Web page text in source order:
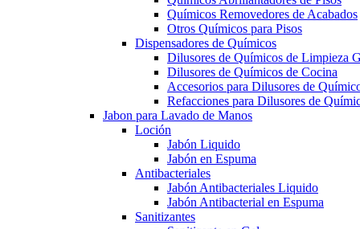
Químicos Removedores de Acabados
Otros Químicos para Pisos
Dispensadores de Químicos
Dilusores de Químicos de Limpieza
Dilusores de Químicos de Cocina
Accesorios para Dilusores de
Refacciones para Dilusores de
Jabon para Lavado de Manos
Loción
Jabón Liquido
Jabón en Espuma
Antibacteriales
Jabón Antibacteriales Liquido
Jabón Antibacterial en Espuma
Sanitizantes